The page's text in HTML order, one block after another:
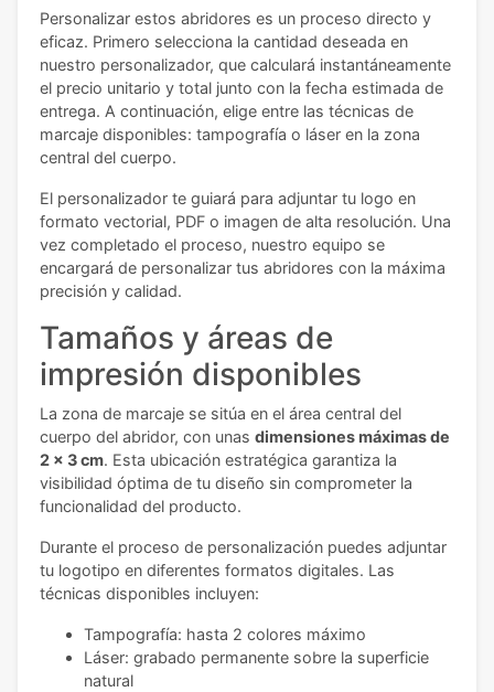
Personalizar estos abridores es un proceso directo y
eficaz. Primero selecciona la cantidad deseada en
nuestro personalizador, que calculará instantáneamente
el precio unitario y total junto con la fecha estimada de
entrega. A continuación, elige entre las técnicas de
marcaje disponibles: tampografía o láser en la zona
central del cuerpo.
El personalizador te guiará para adjuntar tu logo en
formato vectorial, PDF o imagen de alta resolución. Una
vez completado el proceso, nuestro equipo se
encargará de personalizar tus abridores con la máxima
precisión y calidad.
Tamaños y áreas de
impresión disponibles
La zona de marcaje se sitúa en el área central del
cuerpo del abridor, con unas dimensiones máximas de
2 x 3 cm. Esta ubicación estratégica garantiza la
visibilidad óptima de tu diseño sin comprometer la
funcionalidad del producto.
Durante el proceso de personalización puedes adjuntar
tu logotipo en diferentes formatos digitales. Las
técnicas disponibles incluyen:
Tampografía: hasta 2 colores máximo
Láser: grabado permanente sobre la superficie
natural